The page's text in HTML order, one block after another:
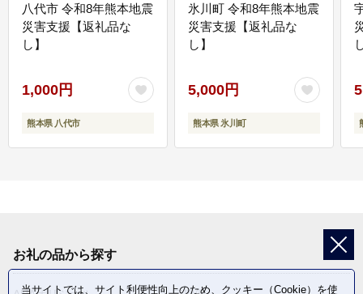
八代市 令和8年熊本地震
災害支援【返礼品な
し】
1,000円
熊本県 八代市
氷川町 令和8年熊本地震
災害支援【返礼品な
し】
5,000円
熊本県 氷川町
お礼の品から探す
当サイトでは、サイト利便性向上のため、クッキー（Cookie）を使